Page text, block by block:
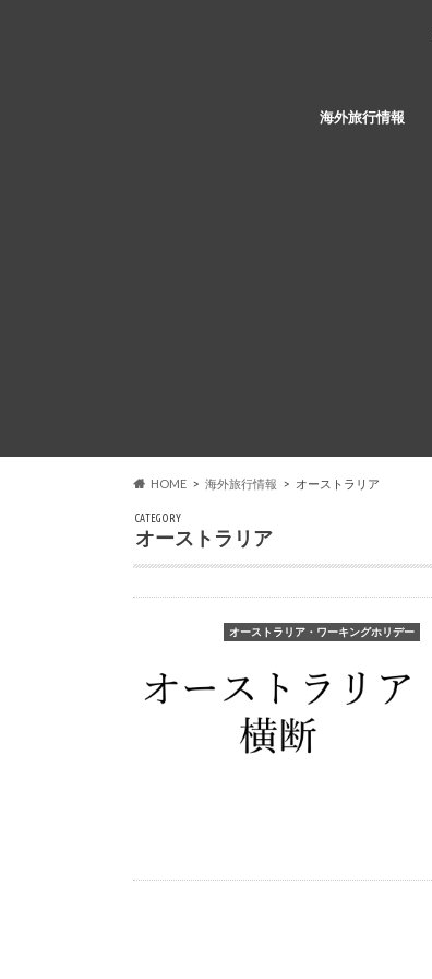
海外旅行情報
HOME 海外旅行情報 オーストラリア
CATEGORY
オーストラリア
オーストラリア・ワーキングホリデー